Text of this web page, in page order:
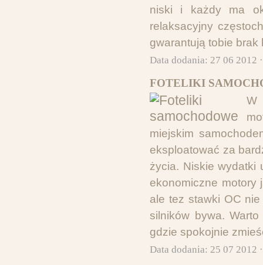
niski i każdy ma
relaksacyjny
gwarantują tobie brak
Data dodania: 27 06 2012
FOTELIKI
W
miejskim
eksploatować za
życia. Niskie wydatki
ekonomiczne motory
ale tez stawki OC
silników bywa.
gdzie spokojnie
Data dodania: 25 07 2012